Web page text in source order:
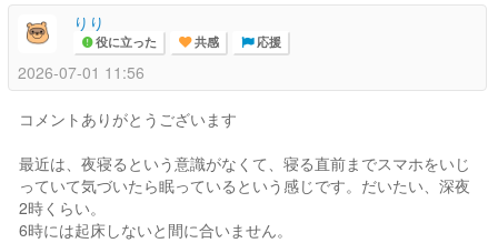
りり
役に立った 共感 応援
2026-07-01 11:56
コメントありがとうございます
最近は、夜寝るという意識がなくて、寝る直前までスマホをいじ
っていて気づいたら眠っているという感じです。だいたい、深夜
2時くらい。
6時には起床しないと間に合いません。